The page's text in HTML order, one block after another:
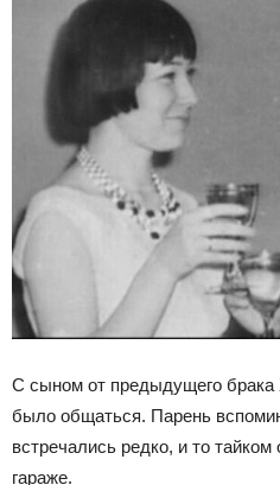
С сыном от предыдущего брака
было общаться. Парень
встречались редко, и то тайком
гараже.